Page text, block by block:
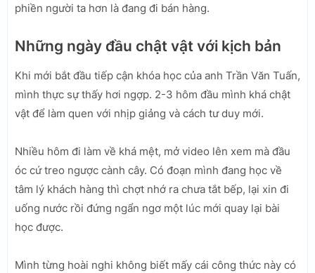
phiền người ta hơn là đang đi bán hàng.
Những ngày đầu chật vật với kịch bản
Khi mới bắt đầu tiếp cận khóa học của anh Trần Văn Tuấn,
mình thực sự thấy hơi ngợp. 2-3 hôm đầu mình khá chật
vật để làm quen với nhịp giảng và cách tư duy mới.
Nhiều hôm đi làm về khá mệt, mở video lên xem mà đầu
óc cứ treo ngược cành cây. Có đoạn mình đang học về
tâm lý khách hàng thì chợt nhớ ra chưa tắt bếp, lại xin đi
uống nước rồi đứng ngẩn ngơ một lúc mới quay lại bài
học được.
Mình từng hoài nghi không biết mấy cái công thức này có